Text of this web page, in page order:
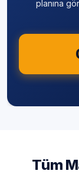
Şişli
Tuzla
Üsküdar
planına
Tüm